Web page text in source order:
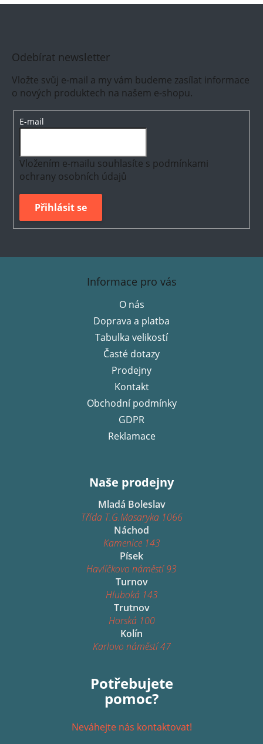
Odebírat newsletter
Vložte svůj e-mail a my vám budeme zasílat informace
o nových produktech na našem e-shopu.
E-mail
Vložením e-mailu souhlasíte s podmínkami
ochrany osobních údajů
Přihlásit se
Z
Informace pro vás
O nás
Doprava a platba
Tabulka velikostí
Časté dotazy
Prodejny
Kontakt
Obchodní podmínky
GDPR
Reklamace
Naše prodejny
Mladá Boleslav
Třída T.G.Masaryka 1066
Náchod
Kamenice 143
Písek
Havlíčkovo náměstí 93
Turnov
Hluboká 143
Trutnov
Horská 100
Kolín
Karlovo náměstí 47
Potřebujete
pomoc?
Neváhejte nás kontaktovat!